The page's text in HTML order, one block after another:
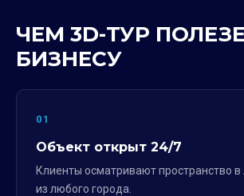
ЧЕМ 3D-ТУР
БИЗНЕСУ
01
Объект открыт 24/7
Клиенты осматривают пространство
из любого города.